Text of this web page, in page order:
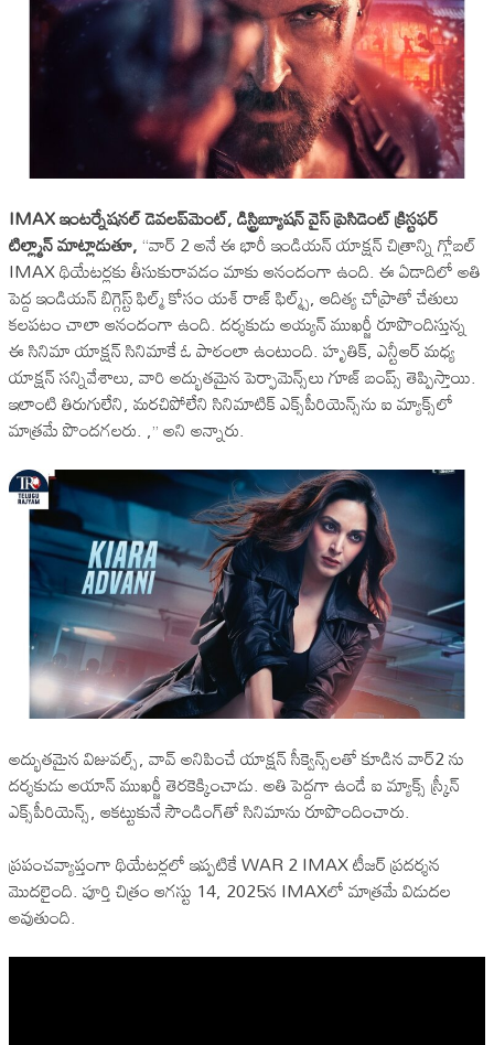
IMAX ఇంటర్నేషనల్ డెవలప్‌మెంట్, డిస్ట్రిబ్యూషన్ వైస్ ప్రెసిడెంట్ క్రిస్టఫర్
టిల్ల్మాన్ మాట్లాడుతూ,“వార్ 2 అనే ఈ భారీ ఇండియన్ యాక్షన్ చిత్రాన్ని గ్లోబల్
IMAX థియేటర్లకు తీసుకురావడం మాకు ఆనందంగా ఉంది. ఈ ఏడాదిలో అతి
పెద్ద ఇండియన్ బిగ్గెస్ట్ ఫిల్మ్ కోసం యశ్ రాజ్ ఫిల్మ్స్, ఆదిత్య చోప్రాతో చేతులు
కలపటం చాలా ఆనందంగా ఉంది. దర్శకుడు అయ్యన్ ముఖర్జీ రూపొందిస్తున్న
ఈ సినిమా యాక్షన్ సినిమాకే ఓ పాఠంలా ఉంటుంది. హృతిక్, ఎన్టీఆర్ మధ్య
యాక్షన్ సన్నివేశాలు, వారి అద్భుతమైన పెర్ఫామెన్స్‌లు గూజ్ బంప్స్ తెప్పిస్తాయి.
ఇలాంటి తిరుగులేని, మరచిపోలేని సినిమాటిక్ ఎక్స్‌పీరియెన్స్‌ను ఐ మ్యాక్స్‌లో
మాత్రమే పొందగలరు. ,” అని అన్నారు.
అద్భుతమైన విజువల్స్, వావ్ అనిపించే యాక్షన్ సీక్వెన్స్‌లతో కూడిన వార్2 ను
దర్శకుడు అయాన్ ముఖర్జీ తెరకెక్కించాడు. అతి పెద్దగా ఉండే ఐ మ్యాక్స్ స్క్రీన్
ఎక్స్‌పీరియెన్స్, ఆకట్టుకునే సౌండింగ్‌తో సినిమాను రూపొందించారు.
ప్రపంచవ్యాప్తంగా థియేటర్లలో ఇప్పటికే WAR 2 IMAX టీజర్ ప్రదర్శన
మొదలైంది. పూర్తి చిత్రం ఆగస్టు 14, 2025న IMAXలో మాత్రమే విడుదల
అవుతుంది.